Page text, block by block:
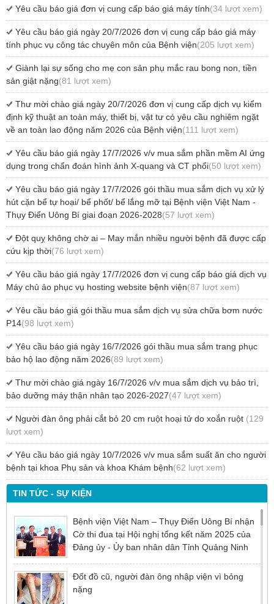
TIN TỨC - SỰ KIỆN
Bệnh viện Việt Nam – Thụy Điển Uông Bí nhận
Cờ thi đua tại Hội nghị tổng kết năm 2025 của
Đảng ủy - Ủy ban nhân dân Tỉnh Quảng Ninh
Đốt đồ cũ, người đàn ông nhập viện vì bỏng
nặng
Yêu cầu báo giá đơn vị cung cấp báo giá máy tính(34 lượt xem)
Yêu cầu báo giá ngày 20/7/2026 đơn vị cung cấp báo giá máy
tính phục vụ công tác chuyên môn của Bệnh viện(205 lượt xem)
Giành lại sự sống cho mẹ con sản phụ mắc rau bong non, tiền
sản giật nặng(81 lượt xem)
Thư mời chào giá ngày 20/7/2026 đơn vị cung cấp dịch vụ kiểm
định kỹ thuật an toàn máy, thiết bị, vật tư có yêu cầu nghiêm ngặt
về an toàn lao động năm 2026 của Bệnh viện(111 lượt xem)
Yêu cầu báo giá ngày 17/7/2026 v/v mua sắm phần mềm AI ứng
dụng trong chẩn đoán hình ảnh X-quang và CT phổi(50 lượt xem)
Yêu cầu báo giá ngày 17/7/2026 gói thầu mua sắm dịch vụ xử lý
hút cặn bể tự hoại/ bể phốt/ bể lắng mỡ tại Bệnh viện Việt Nam -
Thụy Điển Uông Bí giai đoạn 2026-2028(57 lượt xem)
Đột quỵ không chờ ai – May mắn nhiều người bệnh đã được cấp
cứu kịp thời(76 lượt xem)
Yêu cầu báo giá ngày 17/7/2026 đơn vị cung cấp báo giá dịch vụ
Máy chủ ảo phục vụ hosting website bệnh viện(87 lượt xem)
Yêu cầu báo giá gói thầu mua sắm dịch vụ sửa chữa bơm nước
P14(98 lượt xem)
Yêu cầu báo giá ngày 16/7/2026 gói thầu mua sắm trang phục
bảo hộ lao động năm 2026(89 lượt xem)
Thư mời chào giá ngày 16/7/2026 v/v mua sắm dịch vụ bảo trì,
bảo dưỡng máy thận nhân tạo 2026-2027(47 lượt xem)
Người đàn ông phải cắt bỏ 20 cm ruột hoại tử do xoắn ruột (129
lượt xem)
Yêu cầu báo giá ngày 10/7/2026 v/v mua sắm suất ăn cho người
bệnh tại khoa Phụ sản và khoa Khám bệnh(62 lượt xem)